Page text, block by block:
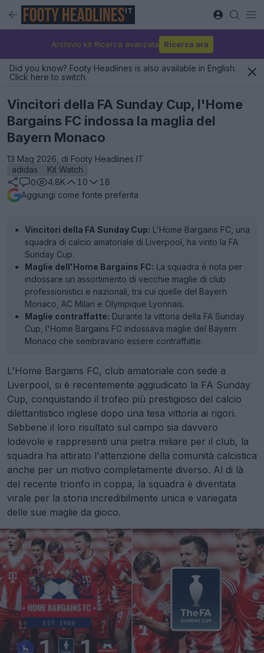
IT
Archivio kit Ricerca avanzata Ricerca ora
Did you know? Footy Headlines is also available in English.
Click here to switch.
Vincitori della FA Sunday Cup, l'Home
Bargains FC indossa la maglia del
Bayern Monaco
13 Mag 2026, di Footy Headlines IT
adidas
Kit Watch
0
4.8K 10
18
Aggiungi come fonte preferita
Vincitori della FA Sunday Cup: L'Home Bargains FC, una
squadra di calcio amatoriale di Liverpool, ha vinto la FA
Sunday Cup.
Maglie dell'Home Bargains FC: La squadra è nota per
indossare un assortimento di vecchie maglie di club
professionistici e nazionali, tra cui quelle del Bayern
Monaco, AC Milan e Olympique Lyonnais.
Maglie contraffatte: Durante la vittoria della FA Sunday
Cup, l'Home Bargains FC indossava maglie del Bayern
Monaco che sembravano essere contraffatte.
L'Home Bargains FC, club amatoriale con sede a
Liverpool, si è recentemente aggiudicato la FA Sunday
Cup, conquistando il trofeo più prestigioso del calcio
dilettantistico inglese dopo una tesa vittoria ai rigori.
Sebbene il loro risultato sul campo sia davvero
lodevole e rappresenti una pietra miliare per il club, la
squadra ha attirato l'attenzione della comunità calcistica
anche per un motivo completamente diverso. Al di là
del recente trionfo in coppa, la squadra è diventata
virale per la storia incredibilmente unica e variegata
delle sue maglie da gioco.